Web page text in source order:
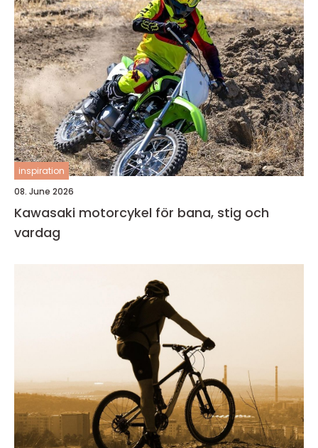
inspiration
08. June 2026
Kawasaki motorcykel för bana, stig och
vardag